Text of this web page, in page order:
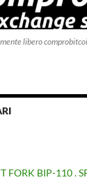
libero
FORK BIP-110 .